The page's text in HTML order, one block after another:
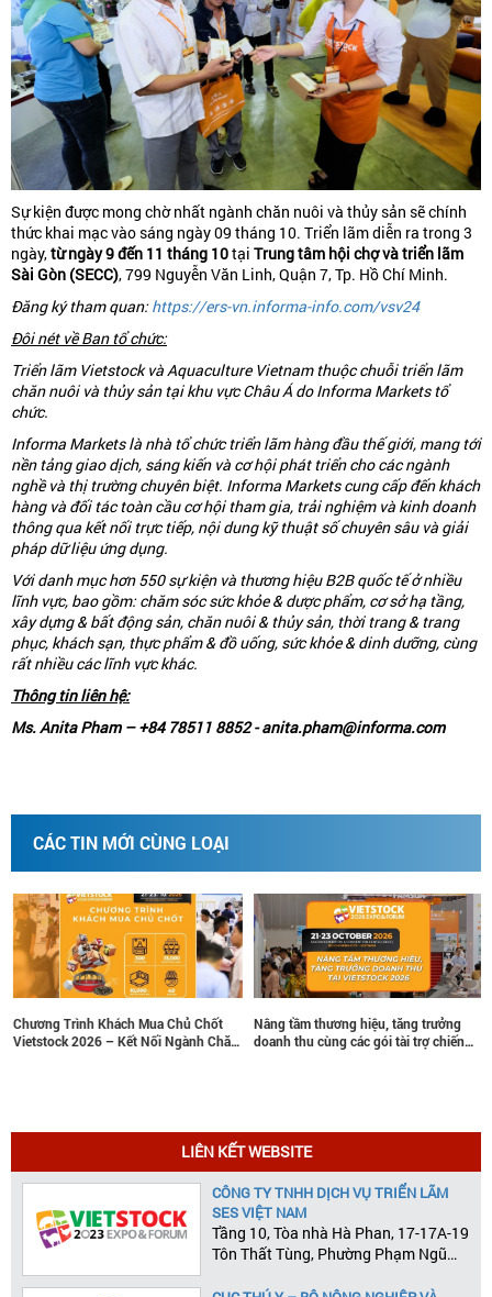
Sự kiện được mong chờ nhất ngành chăn nuôi và thủy sản sẽ chính
thức khai mạc vào sáng ngày 09 tháng 10. Triển lãm diễn ra trong 3
ngày,từ ngày 9 đến 11 tháng 10tại Trung tâm hội chợ và triển lãm
Sài Gòn (SECC), 799 Nguyễn Văn Linh, Quận 7, Tp. Hồ Chí Minh.
Đăng ký tham quan: https://ers-vn.informa-info.com/vsv24
Đôi nét vềBan tổchức:
Triển lãm Vietstock và Aquaculture Vietnam thuộc chuỗi triển lãm
chăn nuôi và thủy sản tại khu vực Châu Á do Informa Markets tổ
chức.
Informa Markets là nhà tổchức triển lãm hàng đầu thếgiới, mang tới
nền tảng giao dịch, sáng kiến và cơ hội phát triển cho các ngành
nghềvà thị trường chuyên biệt. Informa Markets cung cấp đến khách
hàng và đối tác toàn cầu cơ hội tham gia, trải nghiệm và kinh doanh
thông qua kết nối trực tiếp, nội dung kỹthuật sốchuyên sâu và giải
pháp dữliệuứng dụng.
Với danh mục hơn 550 sựkiện và thương hiệu B2B quốc tếởnhiều
lĩnh vực, bao gồm: chăm sóc sức khỏe & dược phẩm, cơ sởhạ tầng,
xây dựng & bất động sản, chăn nuôi & thủy sản, thời trang & trang
phục, khách sạn, thực phẩm & đồuống, sức khỏe & dinh dưỡng, cùng
rất nhiều các lĩnh vực khác.
Thông tin liên hệ:
Ms. Anita Pham – +84 78511 8852 - anita.pham@informa.com
CÁC TIN MỚI CÙNG LOẠI
Chủ Chốt
Ngành Chăn
Nâng tầm thương hiệu, tăng trưởng
doanh thu cùng các gói tài trợ chiến
Vietstock 2026 Chính
Ký Tham Quan: Kết
LIÊN KẾT WEBSITE
CÔNG TY TNHH DỊCH VỤ TRIỂN LÃM
SES VIỆT NAM
Tầng 10, Tòa nhà Hà Phan, 17-17A-19
Tôn Thất Tùng, Phường Phạm Ngũ